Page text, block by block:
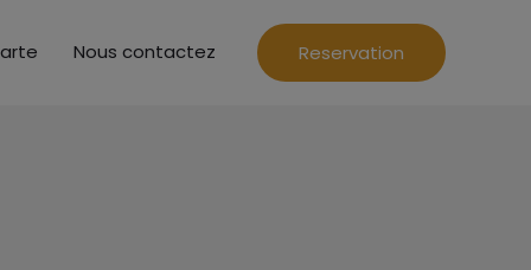
Nous contactez Reservation